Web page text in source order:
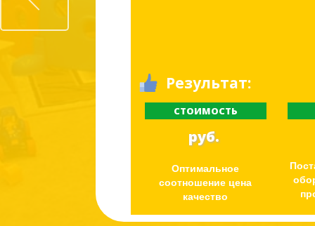
Результат:
СТОИМОСТЬ
руб.
Оптимальное
соотношение цена
качество